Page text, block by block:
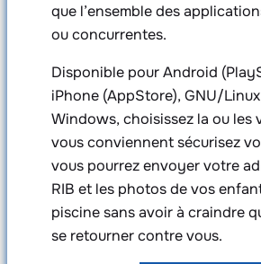
que l’ensemble des
ou concurrentes.
Disponible pour Android
iPhone (AppStore), GNU/
Windows, choisissez la ou les
vous conviennent sécurisez
vous pourrez envoyer votre
RIB et les photos de vos
piscine sans avoir à craindre
se retourner contre vous.